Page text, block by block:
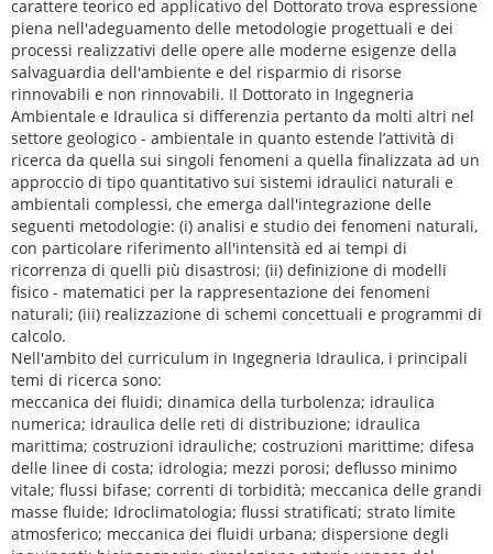
carattere teorico ed applicativo del Dottorato trova espressione
piena nell'adeguamento delle metodologie progettuali e dei
processi realizzativi delle opere alle moderne esigenze della
salvaguardia dell'ambiente e del risparmio di risorse
rinnovabili e non rinnovabili. Il Dottorato in Ingegneria
Ambientale e Idraulica si differenzia pertanto da molti altri nel
settore geologico - ambientale in quanto estende l’attività di
ricerca da quella sui singoli fenomeni a quella finalizzata ad un
approccio di tipo quantitativo sui sistemi idraulici naturali e
ambientali complessi, che emerga dall'integrazione delle
seguenti metodologie: (i) analisi e studio dei fenomeni naturali,
con particolare riferimento all'intensità ed ai tempi di
ricorrenza di quelli più disastrosi; (ii) definizione di modelli
fisico - matematici per la rappresentazione dei fenomeni
naturali; (iii) realizzazione di schemi concettuali e programmi di
calcolo.
Nell'ambito del curriculum in Ingegneria Idraulica, i principali
temi di ricerca sono:
meccanica dei fluidi; dinamica della turbolenza; idraulica
numerica; idraulica delle reti di distribuzione; idraulica
marittima; costruzioni idrauliche; costruzioni marittime; difesa
delle linee di costa; idrologia; mezzi porosi; deflusso minimo
vitale; flussi bifase; correnti di torbidità; meccanica delle grandi
masse fluide; Idroclimatologia; flussi stratificati; strato limite
atmosferico; meccanica dei fluidi urbana; dispersione degli